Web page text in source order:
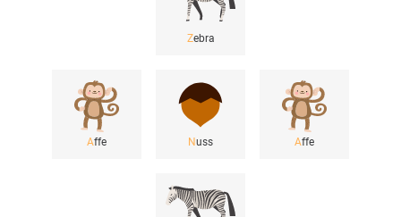
Zebra
Affe Nuss Affe